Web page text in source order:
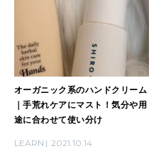
オーガニック系のハンドクリーム
｜手荒れケアにマスト！気分や用
途に合わせて使い分け
LEARN 2021.10.14